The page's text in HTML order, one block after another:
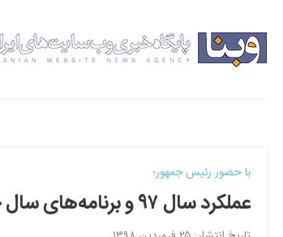
با حضور رئیس جمهور؛
عملکرد سال ۹۷ و برنامه‌های سال جاری معاونت علمی وفناوری بررسی شد